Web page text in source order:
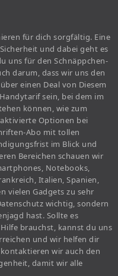
für dich sorgfältig. Eine
und dabei geht es
uns für den Schnäppchen-
darum, dass wir uns den
einen Deal von Diesem
sein, bei dem im
können, wie zum
Optionen bei
Abo mit tollen
im Blick und
Bereichen schauen wir
Notebooks,
Italien, Spanien,
vielen Gadgets zu sehr
wichtig, sondern
hast. Sollte es
brauchst, kannst du uns
und wir helfen dir
wir auch den
damit wir alle